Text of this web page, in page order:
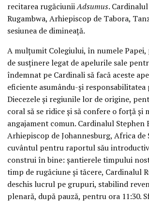
recitarea rugăciuniiAdsumus.
Rugambwa, Arhiepiscop de Tabora,
sesiunea de dimineață.
A mulțumit Colegiului, în numele
de susținere legat de apelurile sale
îndemnat pe Cardinali să facă aceste
eficiente asumându-și
Diecezele și regiunile lor de origine,
coral să se ridice și să confere o forță și
angajament comun. Cardinalul Stephen
Arhiepiscop de Johannesburg, Africa de
cuvântul pentru raportul său
construi în bine: șantierele timpului
timp de rugăciune și tăcere, Cardinalul
deschis lucrul pe grupuri, stabilind
plenară, după pauză, pentru ora 11:30.